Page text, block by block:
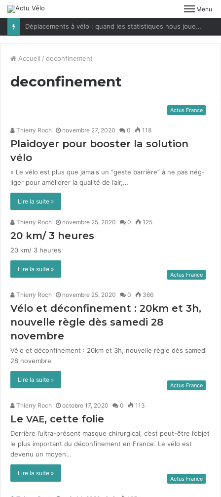
Menu
Déplacements à vélo : quand les statistiques nous jouent des tours
Accueil / deconfinement
deconfinement
Actus France
Thierry Roch novembre 27, 2020 0 118
Plaidoyer pour booster la solution
vélo
« Le vélo est plus que jamais un “geste bar­rière” à ne pas nég­
liger pour amélior­er la qual­ité de l’air,…
Lire la suite »
Thierry Roch novembre 25, 2020 0 125
20 km/ 3 heures
20 km/ 3 heures
Lire la suite »
Actus France
Thierry Roch novembre 25, 2020 0 366
Vélo et déconfinement : 20km et 3h,
nouvelle règle dès samedi 28
novembre
Vélo et décon­fine­ment : 20km et 3h, nou­velle règle dès same­di
28 novem­bre
Lire la suite »
Actus France
Thierry Roch octobre 17, 2020 0 113
Le VAE, cette folie
Der­rière l’ultra-présent masque chirur­gi­cal, c’est peut-être l’objet
le plus impor­tant du décon­fine­ment en France. Le vélo est
devenu un moyen…
Lire la suite »
Actus France